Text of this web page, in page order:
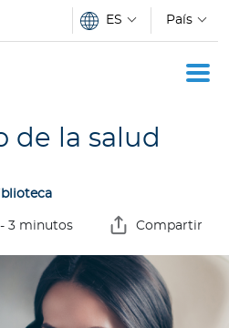
ES País
de la salud
- 3minutos Compartir